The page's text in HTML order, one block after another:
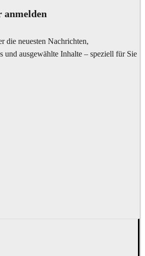
anmelden
die neuesten Nachrichten,
und ausgewählte Inhalte – speziell für Sie